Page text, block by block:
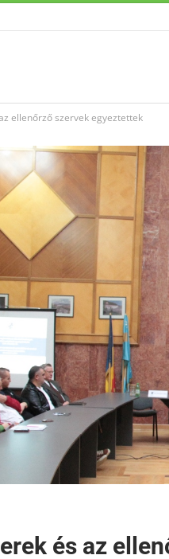
ellenőrző szervek egyeztettek
és az